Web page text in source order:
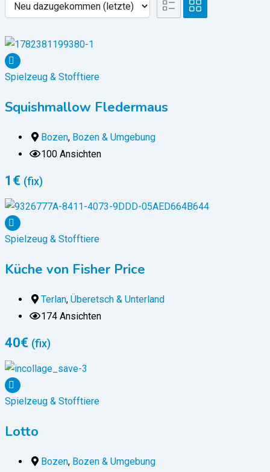
Spielzeug & Stofftiere
Squishmallow Fledermaus
Bozen, Bozen & Umgebung
100 Ansichten
1 € (fix)
Spielzeug & Stofftiere
Küche von Fisher Price
Terlan, Überetsch & Unterland
174 Ansichten
40€ (fix)
Spielzeug & Stofftiere
Lotto
Bozen, Bozen & Umgebung